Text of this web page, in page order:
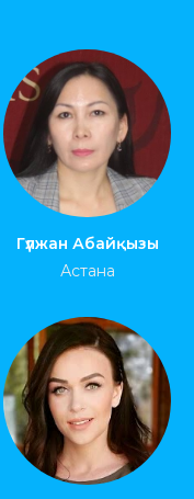
Гүлжан Абайқызы
Астана